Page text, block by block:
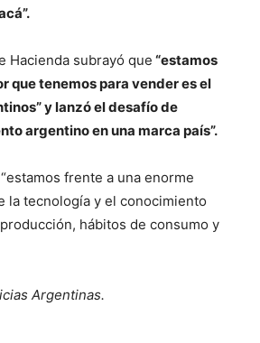
Hacienda subrayó que “estamos
que tenemos para vender es el
y lanzó el desafío de
argentino en una marca país”.
frente a una enorme
la tecnología y el conocimiento
hábitos de consumo y
Argentinas.